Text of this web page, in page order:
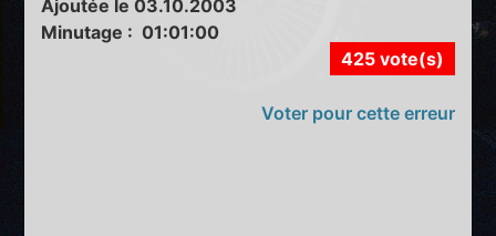
Ajoutée le 03.10.2003
Minutage : 01:01:00
425 vote(s)
Voter pour cette erreur